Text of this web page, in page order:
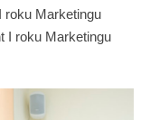
roku Marketingu
I roku Marketingu